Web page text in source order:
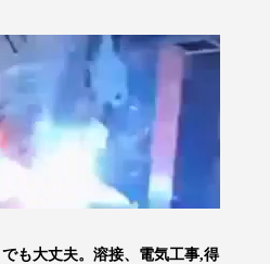
も大丈夫。溶接、電気工事,得